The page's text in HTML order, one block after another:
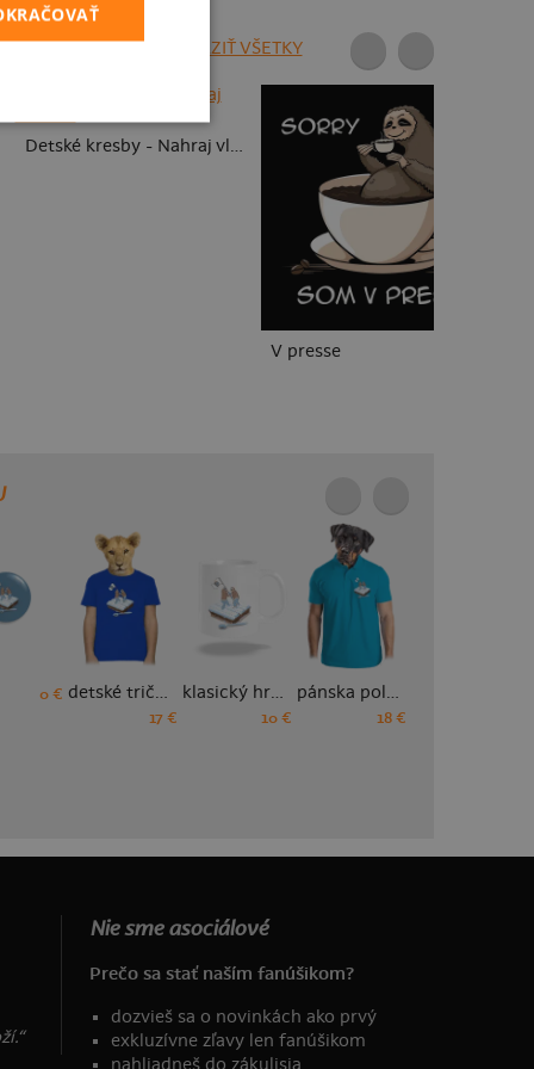
ZOBRAZIŤ VŠETKY
Detské kresby - Nahraj vlastnú
V presse
0 € detské tričko
17 €
klasický hrnček
10 €
pánska polokošeľa
18 €
Nie sme asociálové
Prečo sa stať naším fanúšikom?
dozvieš sa o novinkách ako prvý
exkluzívne zľavy len fanúšikom